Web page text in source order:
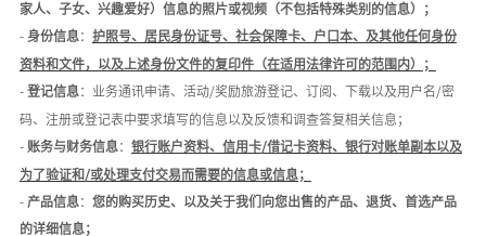
家人、子女、兴趣爱好）信息的照片或视频（不包括特殊类别的信息）；
- 身份信息 ： 护照号、居民身份证号、社会保障卡、户口本、及其他任何身份
资料和文件，以及上述身份文件的复印件（在适用法律许可的范围内）；
- 登记信息 ：业务通讯申请、活动/奖励旅游登记、订阅、下载以及用户名/密
码、注册或登记表中要求填写的信息以及反馈和调查答复相关信息；
- 账务与财务信息 ： 银行账户资料、信用卡/借记卡资料、银行对账单副本以及
为了验证和/或处理支付交易而需要的信息或信息；
- 产品信息 ： 您的购买历史、以及关于我们向您出售的产品、退货、首选产品
的详细信息；